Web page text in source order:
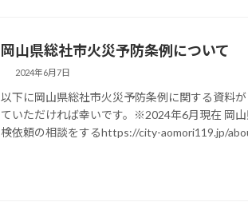
岡山県総社市火災予防条例について
2024年6月7日
以下に岡山県総社市火災予防条例に関する資料
ていただければ幸いです。※2024年6月現在 岡
検依頼の相談をするhttps://city-aomori119.jp/